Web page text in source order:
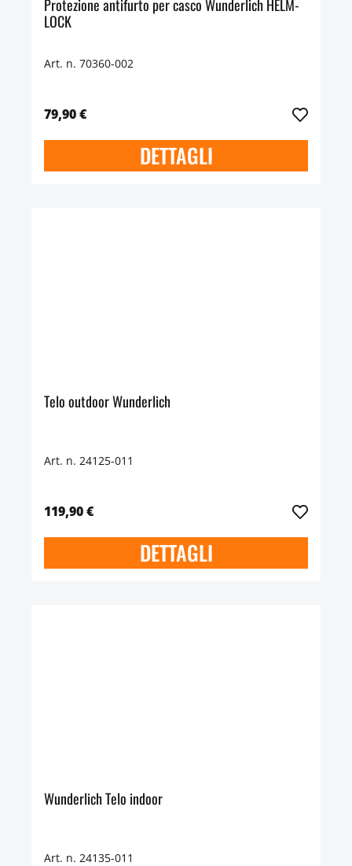
Protezione antifurto per casco Wunderlich HELM-
LOCK
Art. n. 70360-002
79,90 €
DETTAGLI
Telo outdoor Wunderlich
Art. n. 24125-011
119,90 €
DETTAGLI
Wunderlich Telo indoor
Art. n. 24135-011